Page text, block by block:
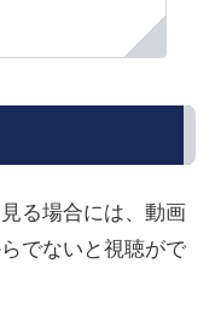
る場合には、動画
でないと視聴がで